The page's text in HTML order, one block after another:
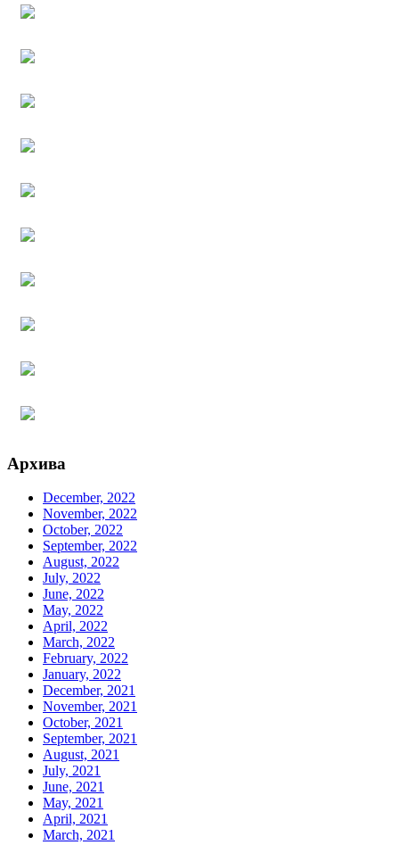
Архива
December, 2022
November, 2022
October, 2022
September, 2022
August, 2022
July, 2022
June, 2022
May, 2022
April, 2022
March, 2022
February, 2022
January, 2022
December, 2021
November, 2021
October, 2021
September, 2021
August, 2021
July, 2021
June, 2021
May, 2021
April, 2021
March, 2021